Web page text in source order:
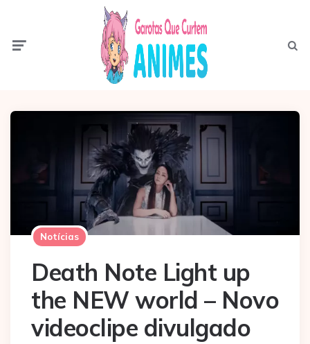
Notícias
Death Note Light up
the NEW world – Novo
videoclipe divulgado